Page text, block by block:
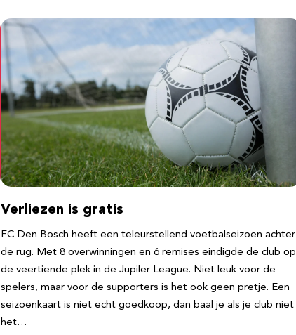
Verliezen is gratis
FC Den Bosch heeft een teleurstellend voetbalseizoen achter
de rug. Met 8 overwinningen en 6 remises eindigde de club op
de veertiende plek in de Jupiler League. Niet leuk voor de
spelers, maar voor de supporters is het ook geen pretje. Een
seizoenkaart is niet echt goedkoop, dan baal je als je club niet
het…